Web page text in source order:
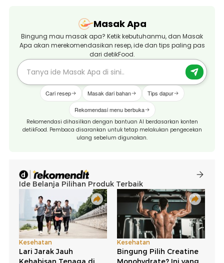
Masak Apa
Bingung mau masak apa? Ketik kebutuhanmu, dan Masak
Apa akan merekomendasikan resep, ide dan tips paling pas
dari detikFood.
Cari resep Masak dari bahan Tips dapur
Rekomendasi menu berbuka
Rekomendasi dihasilkan dengan bantuan AI berdasarkan konten
detikFood. Pembaca disarankan untuk tetap melakukan pengecekan
ulang sebelum digunakan.